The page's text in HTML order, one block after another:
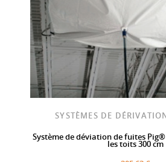
SYSTÈMES DE
Système de déviation de fuites
les toits 300 cm